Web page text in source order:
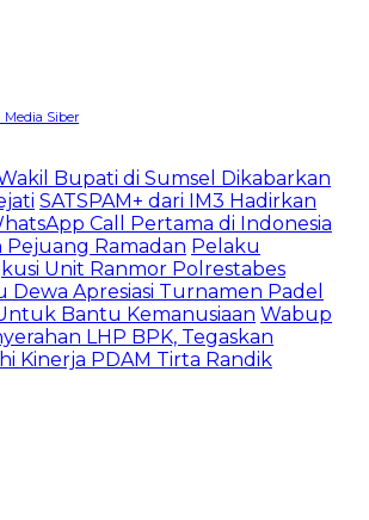
Media Siber
Bupati di Sumsel Dikabarkan
SATSPAM+ dari IM3 Hadirkan
Call Pertama di Indonesia
Ramadan Pelaku
Unit Ranmor Polrestabes
Dewa Apresiasi Turnamen Padel
Bantu Kemanusiaan Wabup
LHP BPK, Tegaskan
Kinerja PDAM Tirta Randik